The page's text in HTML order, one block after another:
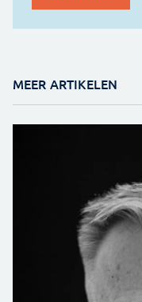
MEER ARTIKELEN